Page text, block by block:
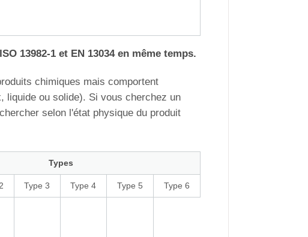
13982-1 et EN 13034 en même temps.
chimiques mais comportent
liquide ou solide). Si vous cherchez un
selon l'état physique du produit
Types
Type 3 Type 4 Type 5 Type 6